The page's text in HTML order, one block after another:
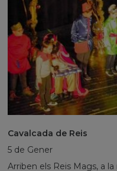
Cavalcada de Reis
5 de Gener
Arriben els Reis Mags, a